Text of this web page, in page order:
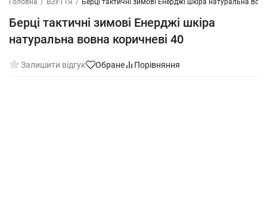
Головна / ВЗУТТЯ / Берці тактичні зимові Енерджі шкіра натуральна
Берці тактичні зимові Енерджі шкіра
натуральна вовна коричневі 40
Залишити відгук Обране Порівняння